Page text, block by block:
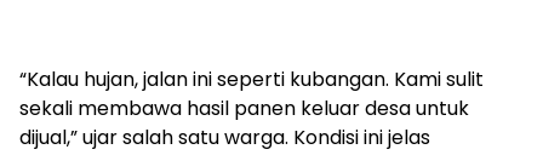
“Kalau hujan, jalan ini seperti kubangan. Kami sulit
sekali membawa hasil panen keluar desa untuk
dijual,” ujar salah satu warga. Kondisi ini jelas